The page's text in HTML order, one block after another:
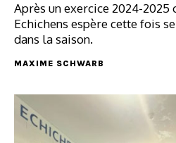
Après un exercice 2024-2025
Echichens espère cette fois
dans la saison.
MAXIME SCHWARB